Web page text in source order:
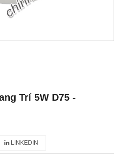
Trí 5W D75 -
LINKEDIN